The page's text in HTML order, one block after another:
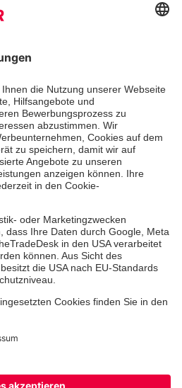
Fortbildungen
Hilfe-Kurse
& Ehrenamt